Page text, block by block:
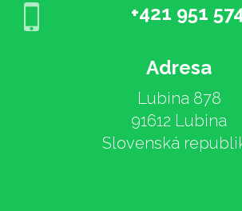
+421 951
Adresa
Lubina 878
91612 Lubina
Slovenská